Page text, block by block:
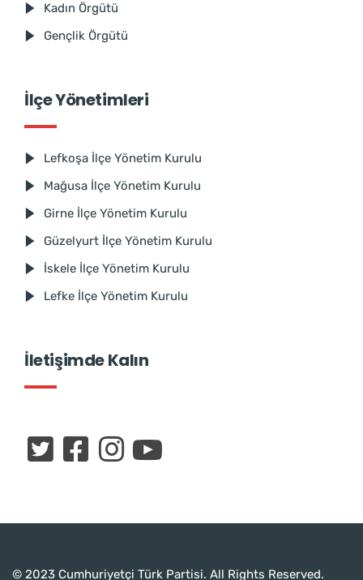
Kadın Örgütü
Gençlik Örgütü
İlçe Yönetimleri
Lefkoşa İlçe Yönetim Kurulu
Mağusa İlçe Yönetim Kurulu
Girne İlçe Yönetim Kurulu
Güzelyurt İlçe Yönetim Kurulu
İskele İlçe Yönetim Kurulu
Lefke İlçe Yönetim Kurulu
İletişimde Kalın
© 2023 Cumhuriyetçi Türk Partisi. All Rights Reserved.